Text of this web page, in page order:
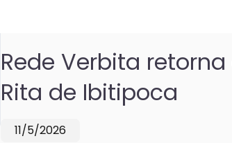
Rede Verbita
Rita de Ibitipoca
11/5/2026